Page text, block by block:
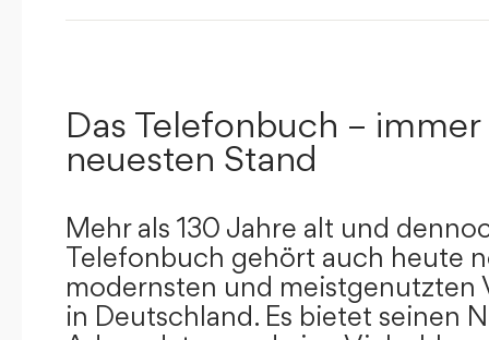
Das Telefonbuch –
neuesten Stand
Mehr als 130 Jahre alt und
Telefonbuch gehört auch heute
modernsten und meistgenutzten
in Deutschland. Es bietet seinen